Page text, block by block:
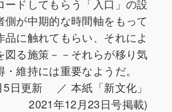
ードしてもらう「入口」の設
側が中期的な時間軸をもって
に触れてもらい、それによ
図る施策－－それらが移り気
維持には重要なようだ。
5日更新 ／ 本紙「新文化」
2021年12月23日号掲載)